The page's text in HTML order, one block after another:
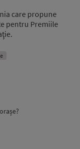
care propune
pentru Premiile